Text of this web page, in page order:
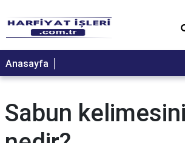
Anasayfa
Sabun